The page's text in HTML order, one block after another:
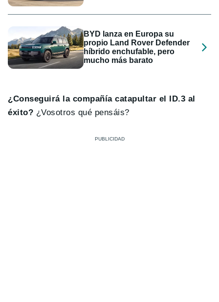
BYD lanza en Europa su
propio Land Rover Defender
híbrido enchufable, pero
mucho más barato
¿Conseguirá la compañía catapultar el ID.3 al
éxito? ¿Vosotros qué pensáis?